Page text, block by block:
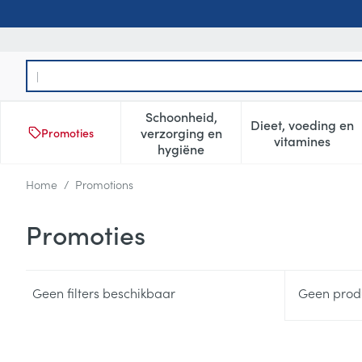
Product, merk, categorie...
Promoties
Schoonheid,
verzorging en
hygiëne
Toon submenu voor
Dieet, voeding en
vitamines
Toon
Home / Promotions
Promoties
Geen filters beschikbaar Geen